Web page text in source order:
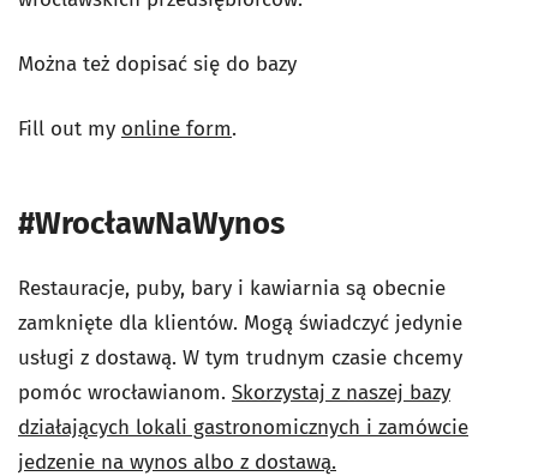
Można też dopisać się do bazy
Fill out my online form.
#WrocławNaWynos
Restauracje, puby, bary i kawiarnia są obecnie
zamknięte dla klientów. Mogą świadczyć jedynie
usługi z dostawą. W tym trudnym czasie chcemy
pomóc wrocławianom. Skorzystaj z naszej bazy
działających lokali gastronomicznych i zamówcie
jedzenie na wynos albo z dostawą.